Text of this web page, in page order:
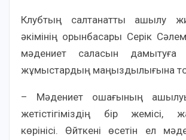
Клубтың салтанатты ашылу
әкімінің орынбасары Серік
мәдениет саласын дамытуға
жұмыстардың маңыздылығына
– Мәдениет ошағының
жетістігіміздің бір жемісі,
көрінісі. Өйткені өсетін ел